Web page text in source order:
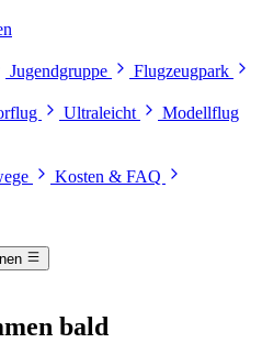
Jugendgruppe
Flugzeugpark
Ultraleicht Modellflug
Kosten & FAQ
bald